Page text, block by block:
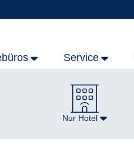
Service
Nur Hotel